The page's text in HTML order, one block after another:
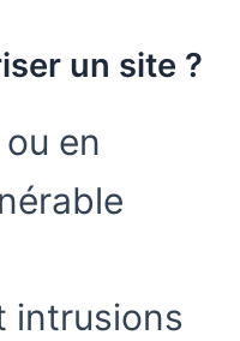
un site ?
en
intrusions